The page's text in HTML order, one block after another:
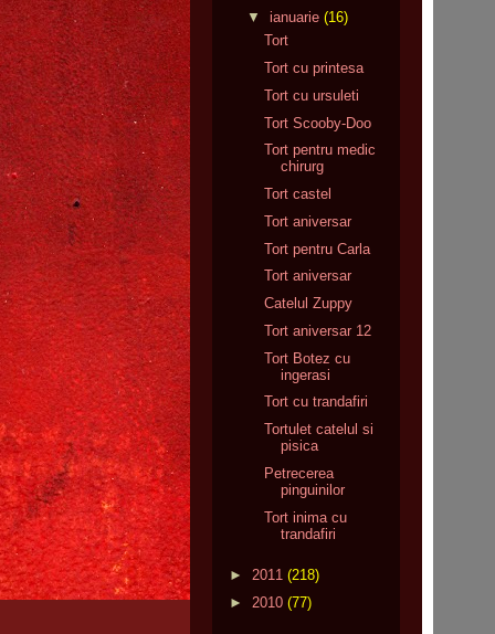
▼
ianuarie (16)
Tort
Tort cu printesa
Tort cu ursuleti
Tort Scooby-Doo
Tort pentru medic
chirurg
Tort castel
Tort aniversar
Tort pentru Carla
Tort aniversar
Catelul Zuppy
Tort aniversar 12
Tort Botez cu
ingerasi
Tort cu trandafiri
Tortulet catelul si
pisica
Petrecerea
pinguinilor
Tort inima cu
trandafiri
► 2011 (218)
► 2010 (77)